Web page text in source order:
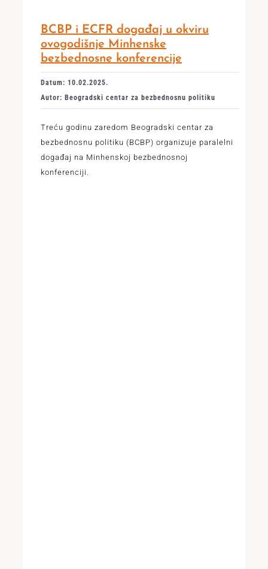
BCBP i ECFR događaj u okviru
ovogodišnje Minhenske
bezbednosne konferencije
Datum: 10.02.2025.
Autor: Beogradski centar za bezbednosnu politiku
Treću godinu zaredom Beogradski centar za
bezbednosnu politiku (BCBP) organizuje paralelni
događaj na Minhenskoj bezbednosnoj
konferenciji.